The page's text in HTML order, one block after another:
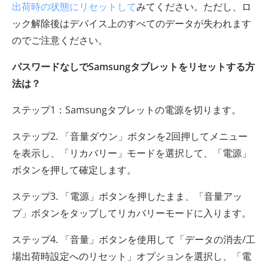
出荷時の状態にリセットしてみてください。ただし、ロ
ック解除後はデバイス上のすべてのデータが失われます
のでご注意ください。
パスワードなしでSamsungタブレットをリセットする方
法は？
ステップ1：Samsungタブレットの電源を切ります。
ステップ2. 「音量ダウン」ボタンを2回押してメニュー
を表示し、「リカバリー」モードを選択して、「電源」
ボタンを押して確定します。
ステップ3. 「電源」ボタンを押したまま、「音量アッ
プ」ボタンをタップしてリカバリーモードに入ります。
ステップ4. 「音量」ボタンを使用して「データの消去/工
場出荷時設定へのリセット」オプションを選択し、「電